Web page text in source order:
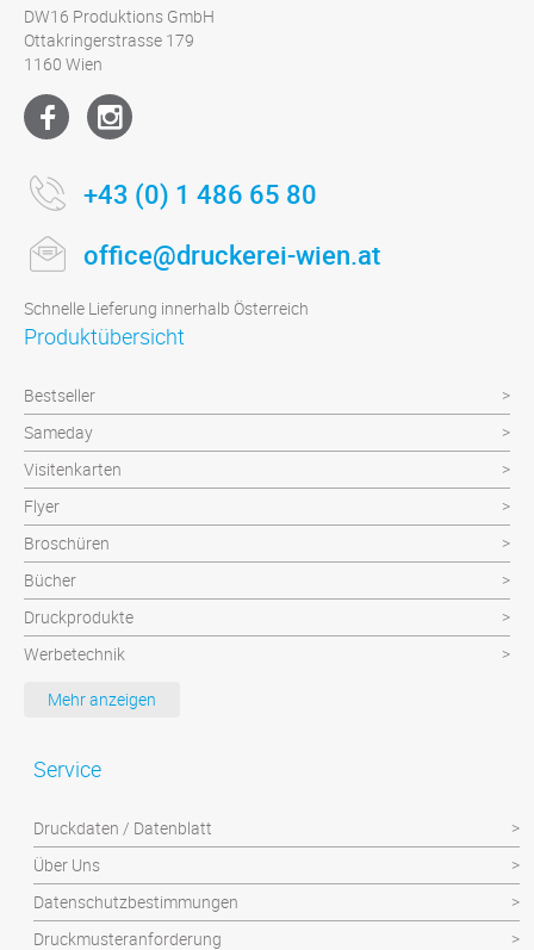
DW16 Produktions GmbH
Ottakringerstrasse 179
1160 Wien
+43 (0) 1 486 65 80
office@druckerei-wien.at
Schnelle Lieferung innerhalb Österreich
Produktübersicht
Bestseller
Sameday
Visitenkarten
Flyer
Broschüren
Bücher
Druckprodukte
Werbetechnik
Werbeartikel
Plattendruck und Schilder
Mehr anzeigen
Service
Druckdaten / Datenblatt
Über Uns
Datenschutzbestimmungen
Druckmusteranforderung